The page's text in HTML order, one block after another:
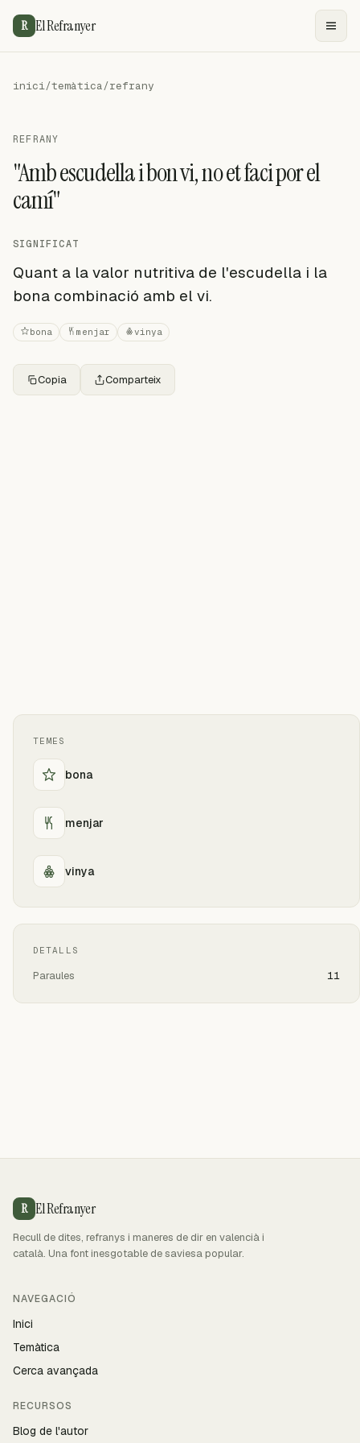
R El Refranyer
inici/temàtica/refrany
REFRANY
"Amb escudella i bon vi, no et faci por el
camí"
SIGNIFICAT
Quant a la valor nutritiva de l'escudella i la
bona combinació amb el vi.
bona menjar vinya
Copia Comparteix
TEMES
bona
menjar
vinya
DETALLS
Paraules 11
R El Refranyer
Recull de dites, refranys i maneres de dir en valencià i
català. Una font inesgotable de saviesa popular.
NAVEGACIÓ
Inici
Temàtica
Cerca avançada
RECURSOS
Blog de l'autor